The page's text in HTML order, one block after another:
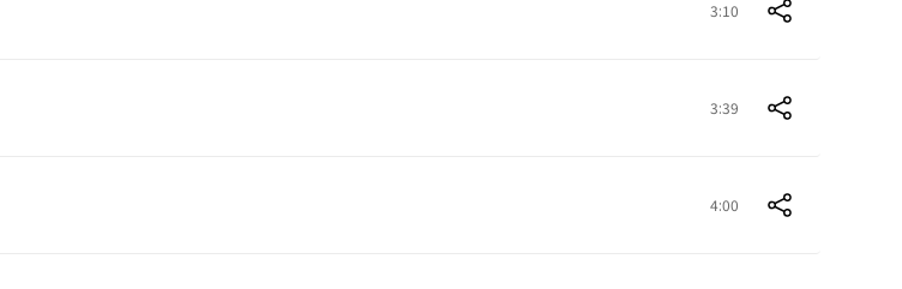
3:10
3:39
4:00